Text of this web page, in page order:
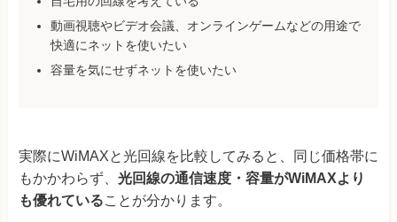
動画視聴やビデオ会議、オンラインゲームなどの用途で
快適にネットを使いたい
容量を気にせずネットを使いたい
実際にWiMAXと光回線を比較してみると、同じ価格帯に
もかかわらず、 光回線の通信速度・容量がWiMAXより
も優れていることが分かります。